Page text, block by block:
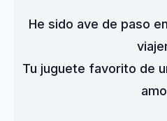
He sido ave de paso
Tu juguete favorito de